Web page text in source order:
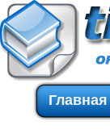
Главная